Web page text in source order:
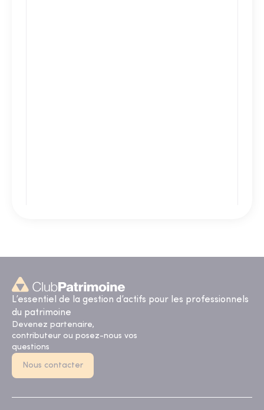
L’essentiel de la gestion d’actifs pour les professionnels
du patrimoine
Devenez partenaire,
contributeur ou posez-nous vos
questions
Nous contacter